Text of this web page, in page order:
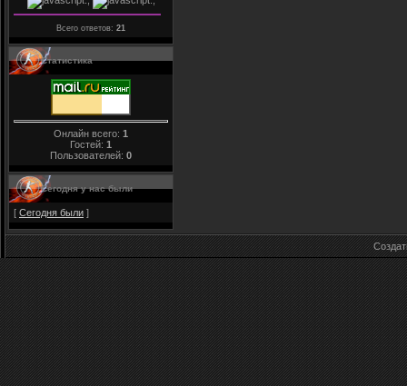
Всего ответов: 21
Статистика
Онлайн всего: 1
Гостей: 1
Пользователей: 0
Сегодня у нас были
[ Сегодня были ]